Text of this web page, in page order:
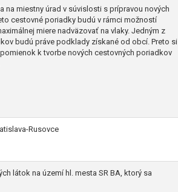
na miestny úrad v súvislosti s prípravou nových
cestovné poriadky budú v rámci možností
miere nadväzovať na vlaky. Jedným z
budú práve podklady získané od obcí. Preto si
k tvorbe nových cestovných poriadkov
Rusovce
látok na území hl. mesta SR BA, ktorý sa